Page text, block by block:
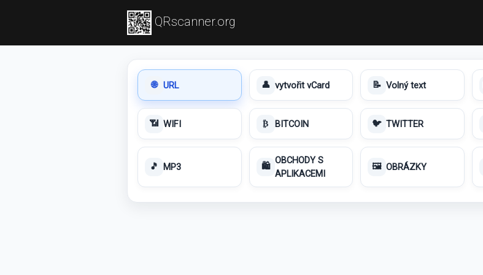
QRscanner.org
🌐 URL 👤 vytvořit vCard 📝 Volný text
📶 WIFI ₿ BITCOIN 🐦 TWITTER
🎵 MP3 🛍️
OBCHODY S
APLIKACEMI
🖼️ OBRÁZKY